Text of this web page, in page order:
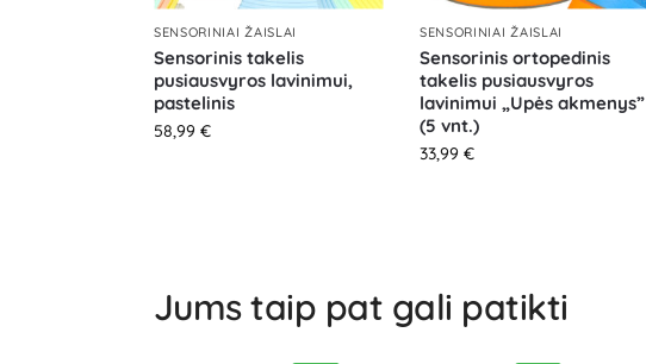
SENSORINIAI ŽAISLAI
Sensorinis takelis
pusiausvyros lavinimui,
pastelinis
58,99 €
SENSORINIAI ŽAISLAI
Sensorinis ortopedinis
takelis pusiausvyros
lavinimui „Upės akmenys”
(5 vnt.)
33,99 €
Jums taip pat gali patikti